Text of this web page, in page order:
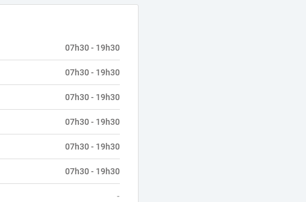
07h30 - 19h30
07h30 - 19h30
07h30 - 19h30
07h30 - 19h30
07h30 - 19h30
07h30 - 19h30
-